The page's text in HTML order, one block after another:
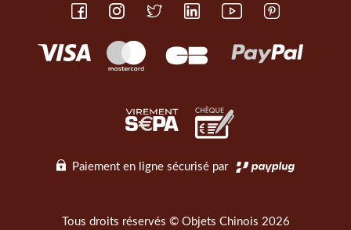
Paiement en ligne sécurisé par
Tous droits réservés © Objets Chinois 2026